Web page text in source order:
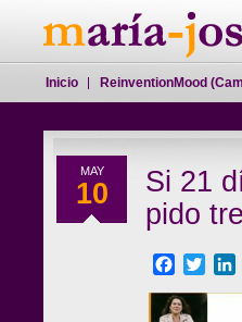
MAY
10
Si 21
pido
Inicio ReinventionMood